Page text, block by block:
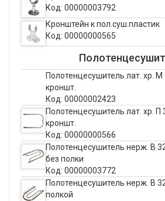
Код: 00000003792
Кронштейн к пол.суш.пластик
Код: 00000000565
Полотенцесушитель лат. хр. М
кроншт.
Код: 00000002423
Полотенцесушитель лат. хр. П
кроншт.
Код: 00000000566
Полотенцесушитель нерж. B
без полки
Код: 00000003772
Полотенцесушитель нерж. B
полкой